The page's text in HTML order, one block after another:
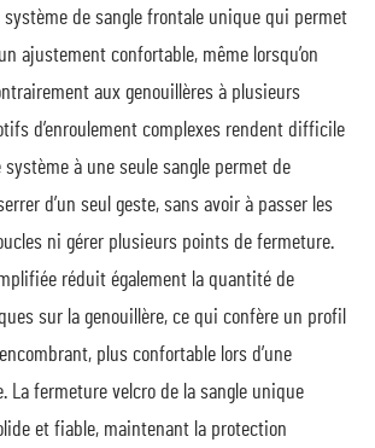
système de sangle frontale unique qui permet
ajustement confortable, même lorsqu’on
aux genouillères à plusieurs
d’enroulement complexes rendent difficile
système à une seule sangle permet de
d’un seul geste, sans avoir à passer les
ni gérer plusieurs points de fermeture.
réduit également la quantité de
sur la genouillère, ce qui confère un profil
plus confortable lors d’une
La fermeture velcro de la sangle unique
et fiable, maintenant la protection